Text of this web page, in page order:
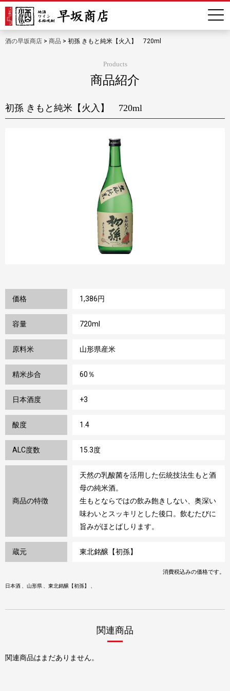
酒の早坂商店 > 商品 > 初孫 きもと純米【火入】 720ml
Products
商品紹介
初孫 きもと純米【火入】 720ml
価格 1,386円
容量 720ml
原料米 山形県産米
精米歩合 60％
日本酒度 +3
酸度 1.4
ALC度数 15.3度
商品の特徴
天然の乳酸菌を活用した伝統技法生もと酒
母の純米酒。
生もとならではの飲み飽きしない、奥深い
味わいとスッキリとした後口。飲むたびに
旨みがほとばしります。
蔵元 東北銘醸【初孫】
消費税込みの価格です。
日本酒 山形県 東北銘醸【初孫】
関連商品
関連商品はまだありません。